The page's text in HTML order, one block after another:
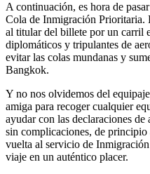
A continuación, es hora de
Cola de Inmigración Prioritaria.
al titular del billete por un carril
diplomáticos y tripulantes de
evitar las colas mundanas y
Bangkok.
Y no nos olvidemos del
amiga para recoger cualquier
ayudar con las declaraciones
sin complicaciones, de
vuelta al servicio de
viaje en un auténtico placer.